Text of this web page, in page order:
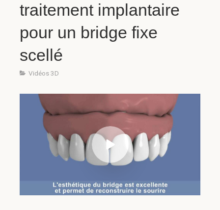
traitement implantaire
pour un bridge fixe
scellé
Vidéos 3D